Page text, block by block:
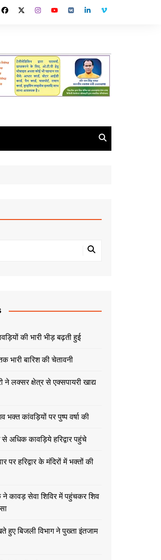
की भारी भीड़ बढ़ती हुई
भारी बारिश की चेतावनी
ने लक्सर क्षेत्र से एक्सपायरी खाद्य
भक्त कांवड़ियों पर पुष्प वर्षा की
अधिक कावड़िये हरिद्वार पहुंचे
पर हरिद्वार के मंदिरों में भक्तों की
ने कावड़ सेवा शिविर में पहुंचकर शिव
हुए बिजली विभाग ने पुख्ता इंतजाम